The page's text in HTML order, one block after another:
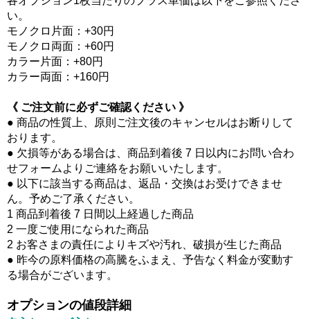
い。
モノクロ片面：+30円
モノクロ両面：+60円
カラー片面：+80円
カラー両面：+160円
《 ご注文前に必ずご確認ください 》
● 商品の性質上、原則ご注文後のキャンセルはお断りして
おります。
● 欠損等がある場合は、商品到着後 7 日以内にお問い合わ
せフォームよりご連絡をお願いいたします。
● 以下に該当する商品は、返品・交換はお受けできませ
ん。予めご了承ください。
1 商品到着後 7 日間以上経過した商品
2 一度ご使用になられた商品
2 お客さまの責任によりキズや汚れ、破損が生じた商品
● 昨今の原料価格の高騰をふまえ、予告なく料金が変動す
る場合がございます。
オプションの値段詳細